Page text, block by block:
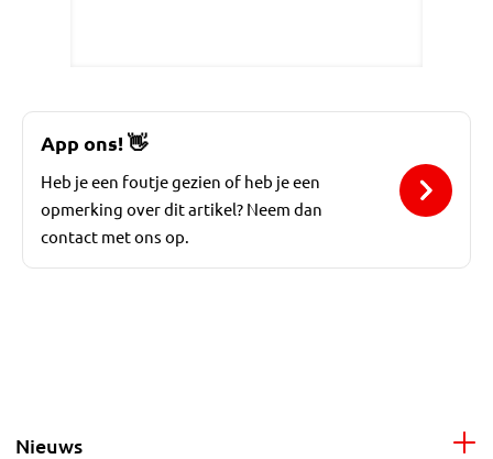
App ons!👋
Heb je een foutje gezien of heb je een
opmerking over dit artikel? Neem dan
contact met ons op.
Nieuws